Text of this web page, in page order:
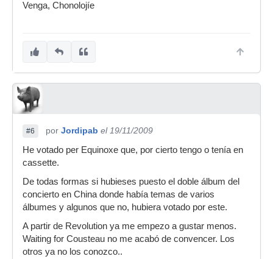
Venga, Chonolojíe
#6 por Jordipab el 19/11/2009
He votado per Equinoxe que, por cierto tengo o tenía en
cassette.
De todas formas si hubieses puesto el doble álbum del
concierto en China donde había temas de varios
álbumes y algunos que no, hubiera votado por este.
A partir de Revolution ya me empezo a gustar menos.
Waiting for Cousteau no me acabó de convencer. Los
otros ya no los conozco..